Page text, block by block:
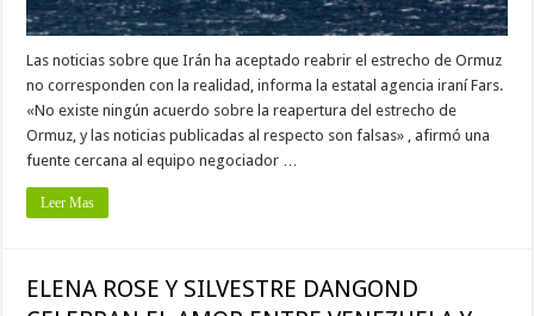
Las noticias sobre que Irán ha aceptado reabrir el estrecho de Ormuz
no corresponden con la realidad, informa la estatal agencia iraní Fars.
«No existe ningún acuerdo sobre la reapertura del estrecho de
Ormuz, y las noticias publicadas al respecto son falsas» , afirmó una
fuente cercana al equipo negociador …
Leer Mas
ELENA ROSE Y SILVESTRE DANGOND